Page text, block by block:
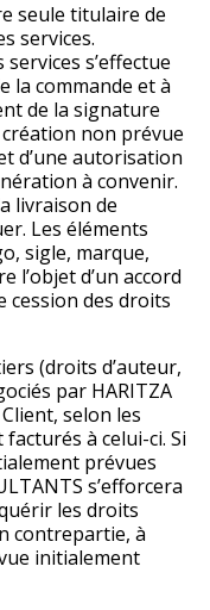
seule titulaire de
services.
s’effectue
la commande et à
de la signature
non prévue
d’une autorisation
à convenir.
livraison de
Les éléments
sigle, marque,
l’objet d’un accord
cession des droits
(droits d’auteur,
par HARITZA
selon les
à celui-ci. Si
prévues
s’efforcera
les droits
contrepartie, à
initialement